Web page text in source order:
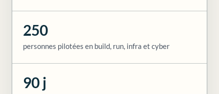
250
personnes pilotées en build, run, infra et cyber
90 j